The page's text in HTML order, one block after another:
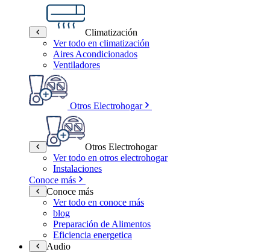
Climatización
Ver todo en climatización
Aires Acondicionados
Ventiladores
Otros Electrohogar
Otros Electrohogar
Ver todo en otros electrohogar
Instalaciones
Conoce más
Conoce más
Ver todo en conoce más
blog
Preparación de Alimentos
Eficiencia energetica
Audio